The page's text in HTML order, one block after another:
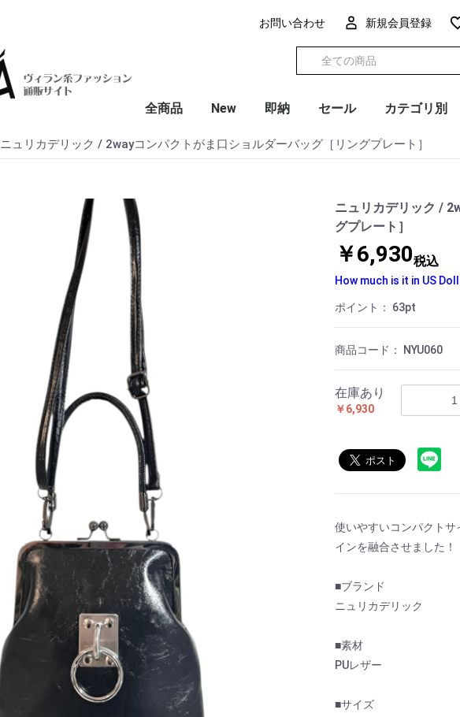
お問い合わせ 新規会員登録
全商品 New 即納 セール カテゴリ別
ニュリカデリック / 2wayコンパクトがま口ショルダーバッグ［リングプレート］
ニュリカデリック /
グプレート］
￥6,930税込
How much is it in US
ポイント： 63pt
商品コード： NYU060
在庫あり
￥6,930
使いやすいコンパクト
インを融合させました！
■ブランド
ニュリカデリック
■素材
PUレザー
■サイズ